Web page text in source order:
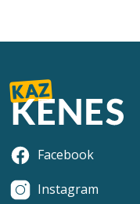
Facebook
Instagram